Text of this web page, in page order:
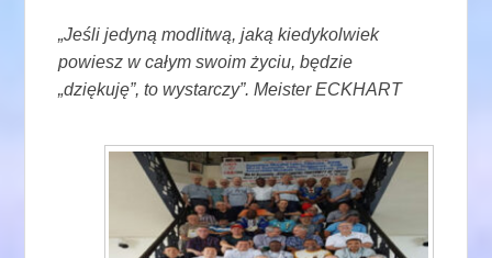
„Jeśli jedyną modlitwą, jaką kiedykolwiek
powiesz w całym swoim życiu, będzie
„dziękuję”, to wystarczy”. Meister ECKHART